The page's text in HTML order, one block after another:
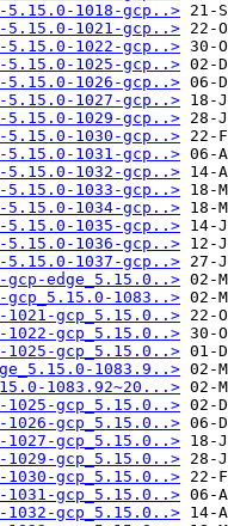
1018-gcp..>
1021-gcp..>
1022-gcp..>
1025-gcp..>
1026-gcp..>
1027-gcp..>
1029-gcp..>
1030-gcp..>
1031-gcp..>
1032-gcp..>
1033-gcp..>
1034-gcp..>
1035-gcp..>
1036-gcp..>
1037-gcp..>
edge_5.15.0..>
1083..>
gcp_5.15.0..>
gcp_5.15.0..>
gcp_5.15.0..>
1083.9..>
1083.92~20...>
gcp_5.15.0..>
gcp_5.15.0..>
gcp_5.15.0..>
gcp_5.15.0..>
gcp_5.15.0..>
gcp_5.15.0..>
gcp_5.15.0..>